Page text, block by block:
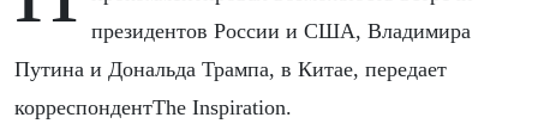
президентов России и США, Владимира
Путина и Дональда Трампа, в Китае, передает
корреспондентThe Inspiration.